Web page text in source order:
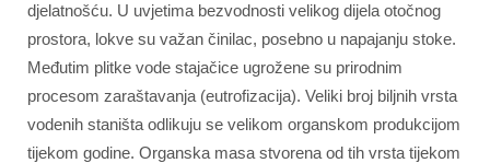
djelatnošću. U uvjetima bezvodnosti velikog dijela otočnog
prostora, lokve su važan činilac, posebno u napajanju stoke.
Međutim plitke vode stajačice ugrožene su prirodnim
procesom zaraštavanja (eutrofizacija). Veliki broj biljnih vrsta
vodenih staništa odlikuju se velikom organskom produkcijom
tijekom godine. Organska masa stvorena od tih vrsta tijekom